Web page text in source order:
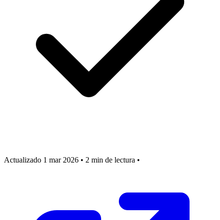
Actualizado 1 mar 2026 • 2 min de lectura •